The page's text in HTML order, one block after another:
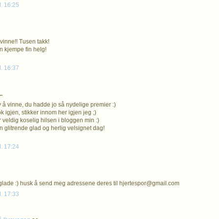
16:25
Tusen takk!
kjempe fin helg!
16:37
å vinne, du hadde jo så nydelige premier :)
igjen, stikker innom her igjen jeg ;)
veldig koselig hilsen i bloggen min :)
glitrende glad og herlig velsignet dag!
17:24
:) husk å send meg adressene deres til hjertespor@gmail.com
17:33